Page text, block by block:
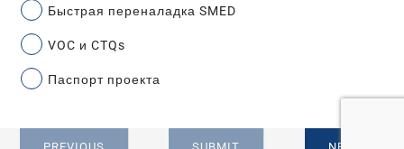
Быстрая переналадка SMED
VOC и CTQs
Паспорт проекта